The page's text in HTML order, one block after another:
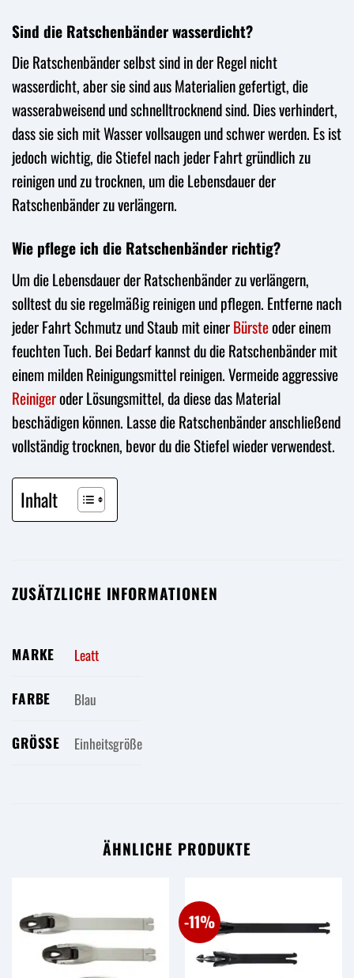
Sind die Ratschenbänder wasserdicht?
Die Ratschenbänder selbst sind in der Regel nicht
wasserdicht, aber sie sind aus Materialien gefertigt, die
wasserabweisend und schnelltrocknend sind. Dies verhindert,
dass sie sich mit Wasser vollsaugen und schwer werden. Es ist
jedoch wichtig, die Stiefel nach jeder Fahrt gründlich zu
reinigen und zu trocknen, um die Lebensdauer der
Ratschenbänder zu verlängern.
Wie pflege ich die Ratschenbänder richtig?
Um die Lebensdauer der Ratschenbänder zu verlängern,
solltest du sie regelmäßig reinigen und pflegen. Entferne nach
jeder Fahrt Schmutz und Staub mit einerBürsteoder einem
feuchten Tuch. Bei Bedarf kannst du die Ratschenbänder mit
einem milden Reinigungsmittel reinigen. Vermeide aggressive
Reinigeroder Lösungsmittel, da diese das Material
beschädigen können. Lasse die Ratschenbänder anschließend
vollständig trocknen, bevor du die Stiefel wieder verwendest.
Inhalt
ZUSÄTZLICHE INFORMATIONEN
MARKE Leatt
FARBE Blau
GRÖSSE Einheitsgröße
ÄHNLICHE PRODUKTE
-11%